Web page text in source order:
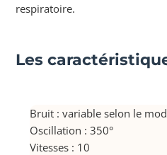
respiratoire.
Les
Bruit : variable selon le
Oscillation : 350°
Vitesses : 10